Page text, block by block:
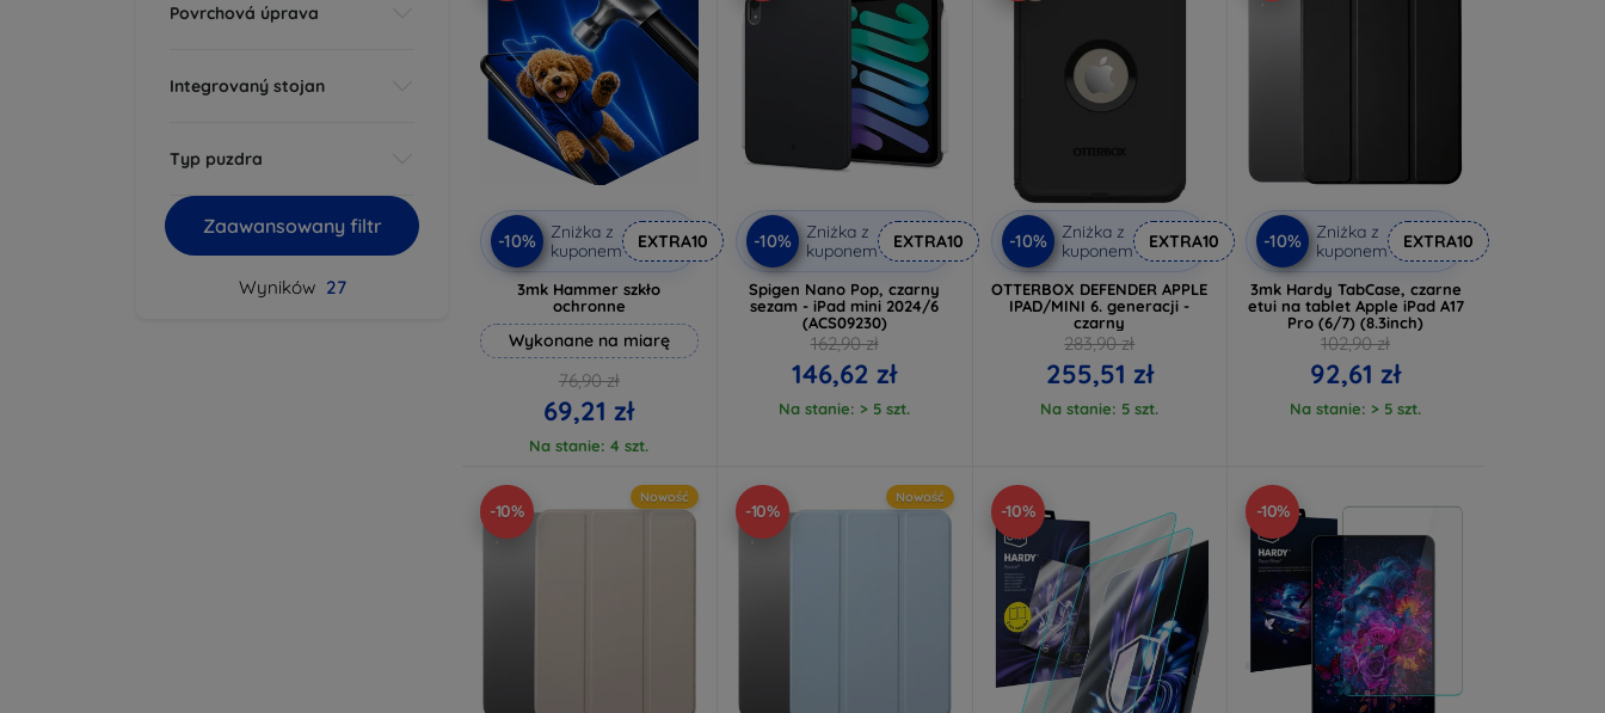
Povrchová úprava
Integrovaný stojan
Typ puzdra
Zaawansowany filtr
Wyników 27
-10%
Zniżka z
kuponem
EXTRA10
3mk Hammer szkło
ochronne
Wykonane na miarę
76,90 zł
69,21 zł
Na stanie: 4 szt.
-10%
Zniżka z
kuponem
EXTRA10
Spigen Nano Pop, czarny
sezam - iPad mini 2024/6
(ACS09230)
162,90 zł
146,62 zł
Na stanie: > 5 szt.
-10%
Zniżka z
kuponem
EXTRA10
OTTERBOX DEFENDER APPLE
IPAD/MINI 6. generacji -
czarny
283,90 zł
255,51 zł
Na stanie: 5 szt.
-10%
Zniżka z
kuponem
EXTRA10
3mk Hardy TabCase, czarne
etui na tablet Apple iPad A17
Pro (6/7) (8.3inch)
102,90 zł
92,61 zł
Na stanie: > 5 szt.
-10%
Nowość
-10%
Nowość
-10% -10%